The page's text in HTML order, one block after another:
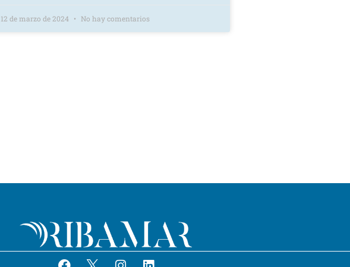
12 de marzo de 2024 No hay comentarios